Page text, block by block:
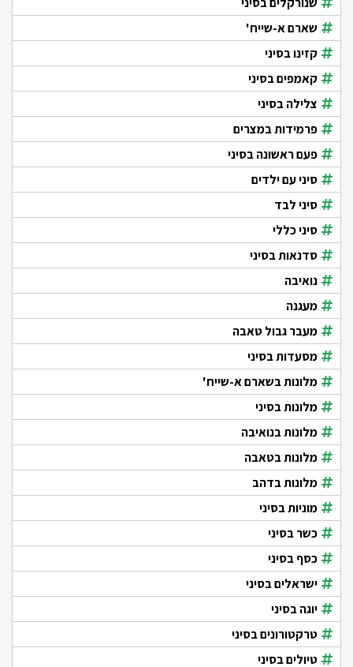
שארם א-שייח'
קזינו בסיני
קאמפים בסיני
צלילה בסיני
פרמידות במצרים
פעם ראשונה בסיני
סיני עם ילדים
סיני לבד
סיני כללי
סדנאות בסיני
נואיבה
מעגנה
מעבר גבול טאבה
מסעדות בסיני
מלונות בשארם א-שייח'
מלונות בסיני
מלונות בנואיבה
מלונות בטאבה
מלונות בדהב
מוניות בסיני
כשר בסיני
כסף בסיני
ישראלים בסיני
יוגה בסיני
טרקטורונים בסיני
טיולים בסיני